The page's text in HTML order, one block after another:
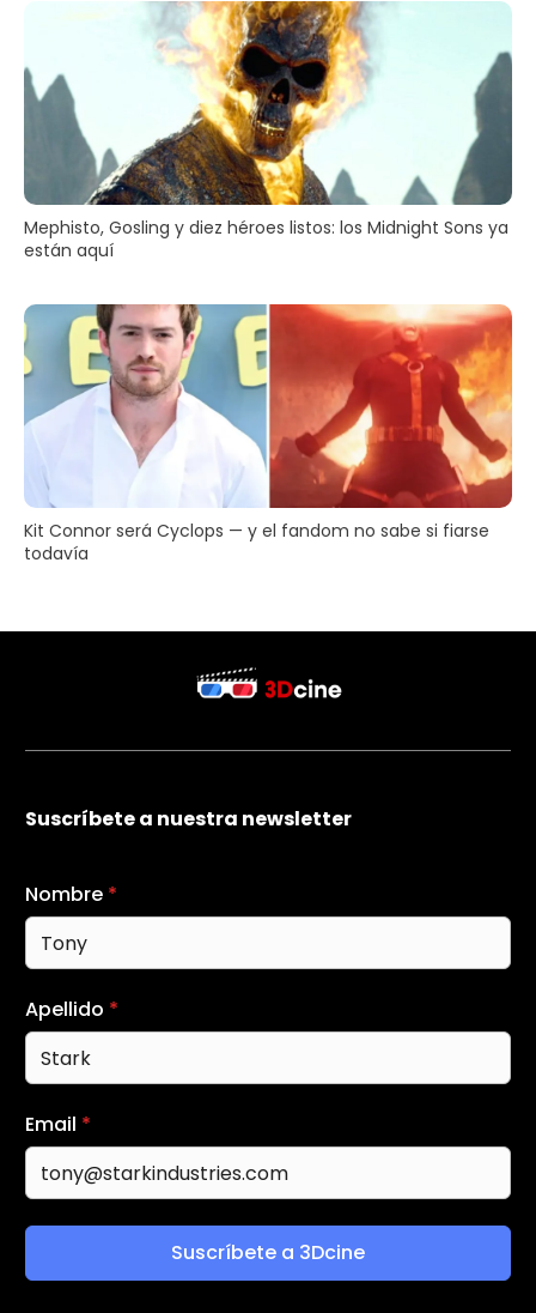
Mephisto, Gosling y diez héroes listos: los Midnight Sons ya
están aquí
Kit Connor será Cyclops — y el fandom no sabe si fiarse
todavía
Suscríbete a nuestra newsletter
Nombre *
Apellido *
Email *
Suscríbete a 3Dcine